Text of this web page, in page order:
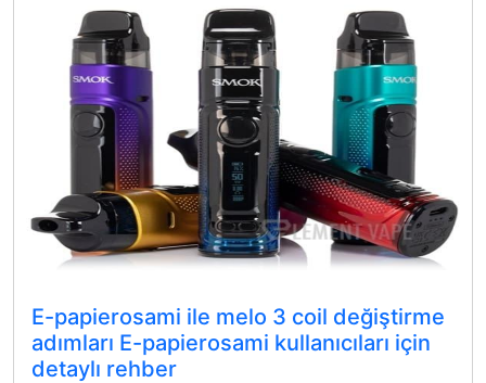
E-papierosami ile melo 3 coil değiştirme
adımları E-papierosami kullanıcıları için
detaylı rehber